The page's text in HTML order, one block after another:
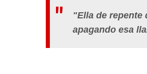
"Ella de repente
apagando esa